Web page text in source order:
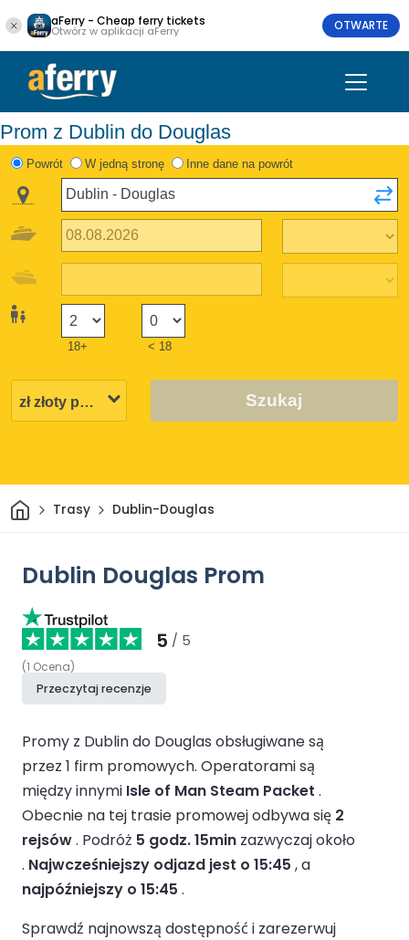
aFerry - Cheap ferry tickets
Otwórz w aplikacji aFerry OTWARTE
Prom z Dublin do Douglas
Powrót W jedną stronę Inne dane na powrót
18+ < 18
Szukaj
DomTrasy Dublin-Douglas
Dublin Douglas Prom
5 / 5
(1 Ocena)
Przeczytaj recenzje
Promy z Dublin do Douglas obsługiwane są
przez 1 firm promowych. Operatorami są
między innymi Isle of Man Steam Packet .
Obecnie na tej trasie promowej odbywa się 2
rejsów. Podróż 5 godz. 15min zazwyczaj około
. Najwcześniejszy odjazd jest o 15:45 , a
najpóźniejszy o 15:45 .
Sprawdź najnowszą dostępność i zarezerwuj